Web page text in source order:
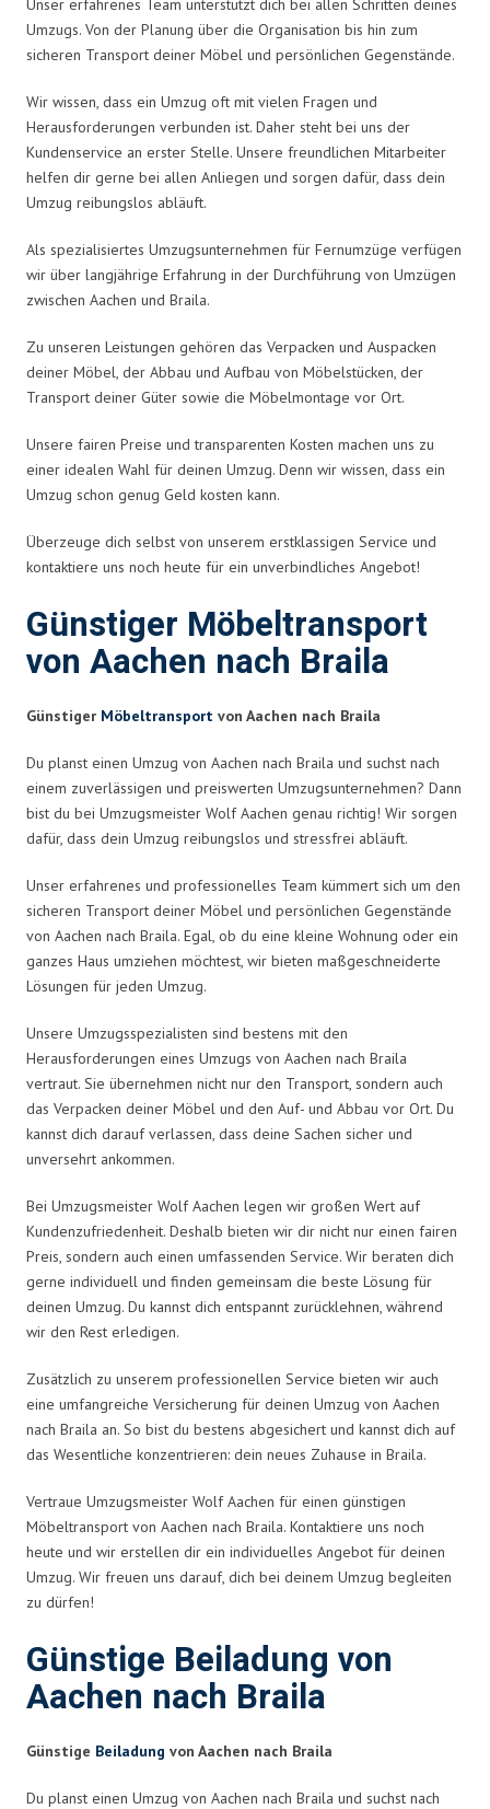
Unser erfahrenes Team unterstützt dich bei allen Schritten deines
Umzugs. Von der Planung über die Organisation bis hin zum
sicheren Transport deiner Möbel und persönlichen Gegenstände.
Wir wissen, dass ein Umzug oft mit vielen Fragen und
Herausforderungen verbunden ist. Daher steht bei uns der
Kundenservice an erster Stelle. Unsere freundlichen Mitarbeiter
helfen dir gerne bei allen Anliegen und sorgen dafür, dass dein
Umzug reibungslos abläuft.
Als spezialisiertes Umzugsunternehmen für Fernumzüge verfügen
wir über langjährige Erfahrung in der Durchführung von Umzügen
zwischen Aachen und Braila.
Zu unseren Leistungen gehören das Verpacken und Auspacken
deiner Möbel, der Abbau und Aufbau von Möbelstücken, der
Transport deiner Güter sowie die Möbelmontage vor Ort.
Unsere fairen Preise und transparenten Kosten machen uns zu
einer idealen Wahl für deinen Umzug. Denn wir wissen, dass ein
Umzug schon genug Geld kosten kann.
Überzeuge dich selbst von unserem erstklassigen Service und
kontaktiere uns noch heute für ein unverbindliches Angebot!
Günstiger Möbeltransport
von Aachen nach Braila
Günstiger Möbeltransport von Aachen nach Braila
Du planst einen Umzug von Aachen nach Braila und suchst nach
einem zuverlässigen und preiswerten Umzugsunternehmen? Dann
bist du bei Umzugsmeister Wolf Aachen genau richtig! Wir sorgen
dafür, dass dein Umzug reibungslos und stressfrei abläuft.
Unser erfahrenes und professionelles Team kümmert sich um den
sicheren Transport deiner Möbel und persönlichen Gegenstände
von Aachen nach Braila. Egal, ob du eine kleine Wohnung oder ein
ganzes Haus umziehen möchtest, wir bieten maßgeschneiderte
Lösungen für jeden Umzug.
Unsere Umzugsspezialisten sind bestens mit den
Herausforderungen eines Umzugs von Aachen nach Braila
vertraut. Sie übernehmen nicht nur den Transport, sondern auch
das Verpacken deiner Möbel und den Auf- und Abbau vor Ort. Du
kannst dich darauf verlassen, dass deine Sachen sicher und
unversehrt ankommen.
Bei Umzugsmeister Wolf Aachen legen wir großen Wert auf
Kundenzufriedenheit. Deshalb bieten wir dir nicht nur einen fairen
Preis, sondern auch einen umfassenden Service. Wir beraten dich
gerne individuell und finden gemeinsam die beste Lösung für
deinen Umzug. Du kannst dich entspannt zurücklehnen, während
wir den Rest erledigen.
Zusätzlich zu unserem professionellen Service bieten wir auch
eine umfangreiche Versicherung für deinen Umzug von Aachen
nach Braila an. So bist du bestens abgesichert und kannst dich auf
das Wesentliche konzentrieren: dein neues Zuhause in Braila.
Vertraue Umzugsmeister Wolf Aachen für einen günstigen
Möbeltransport von Aachen nach Braila. Kontaktiere uns noch
heute und wir erstellen dir ein individuelles Angebot für deinen
Umzug. Wir freuen uns darauf, dich bei deinem Umzug begleiten
zu dürfen!
Günstige Beiladung von
Aachen nach Braila
Günstige Beiladung von Aachen nach Braila
Du planst einen Umzug von Aachen nach Braila und suchst nach